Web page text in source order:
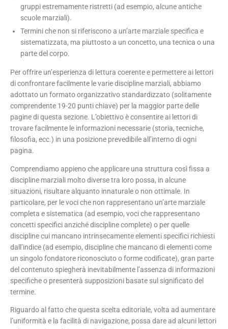
gruppi estremamente ristretti (ad esempio, alcune antiche
scuole marziali).
Termini che non si riferiscono a un’arte marziale specifica e
sistematizzata, ma piuttosto a un concetto, una tecnica o una
parte del corpo.
Per offrire un’esperienza di lettura coerente e permettere ai lettori
di confrontare facilmente le varie discipline marziali, abbiamo
adottato un formato organizzativo standardizzato (solitamente
comprendente 19-20 punti chiave) per la maggior parte delle
pagine di questa sezione. L’obiettivo è consentire ai lettori di
trovare facilmente le informazioni necessarie (storia, tecniche,
filosofia, ecc.) in una posizione prevedibile all’interno di ogni
pagina.
Comprendiamo appieno che applicare una struttura così fissa a
discipline marziali molto diverse tra loro possa, in alcune
situazioni, risultare alquanto innaturale o non ottimale. In
particolare, per le voci che non rappresentano un’arte marziale
completa e sistematica (ad esempio, voci che rappresentano
concetti specifici anziché discipline complete) o per quelle
discipline cui mancano intrinsecamente elementi specifici richiesti
dall’indice (ad esempio, discipline che mancano di elementi come
un singolo fondatore riconosciuto o forme codificate), gran parte
del contenuto spiegherà inevitabilmente l’assenza di informazioni
specifiche o presenterà supposizioni basate sul significato del
termine.
Riguardo al fatto che questa scelta editoriale, volta ad aumentare
l’uniformità e la facilità di navigazione, possa dare ad alcuni lettori